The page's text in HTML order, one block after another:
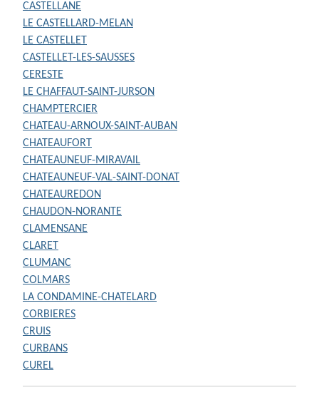
CASTELLANE
LE CASTELLARD-MELAN
LE CASTELLET
CASTELLET-LES-SAUSSES
CERESTE
LE CHAFFAUT-SAINT-JURSON
CHAMPTERCIER
CHATEAU-ARNOUX-SAINT-AUBAN
CHATEAUFORT
CHATEAUNEUF-MIRAVAIL
CHATEAUNEUF-VAL-SAINT-DONAT
CHATEAUREDON
CHAUDON-NORANTE
CLAMENSANE
CLARET
CLUMANC
COLMARS
LA CONDAMINE-CHATELARD
CORBIERES
CRUIS
CURBANS
CUREL